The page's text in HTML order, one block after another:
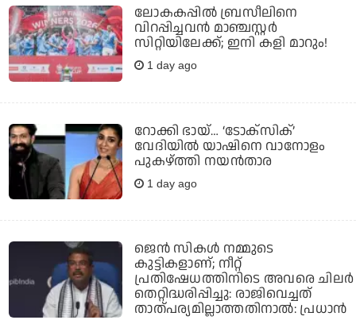
ലോകകപ്പില്‍ ബ്രസീലിനെ
വിറപ്പിച്ചവന്‍ മാഞ്ചസ്റ്റര്‍
സിറ്റിയിലേക്ക്; ഇനി കളി മാറും!
1 day ago
റോക്കി ഭായ്… ‘ടോക്സിക്’
വേദിയിൽ യാഷിനെ വാനോളം
പുകഴ്ത്തി നയൻതാര
1 day ago
ജെന്‍ സികള്‍ നമ്മുടെ
കുട്ടികളാണ്; നീറ്റ്
പ്രതിഷേധത്തിനിടെ അവരെ ചിലര്‍
തെറ്റിദ്ധരിപ്പിച്ചു: രാജിവെച്ചത്
താത്പര്യമില്ലാത്തതിനാല്‍: പ്രധാന്‍